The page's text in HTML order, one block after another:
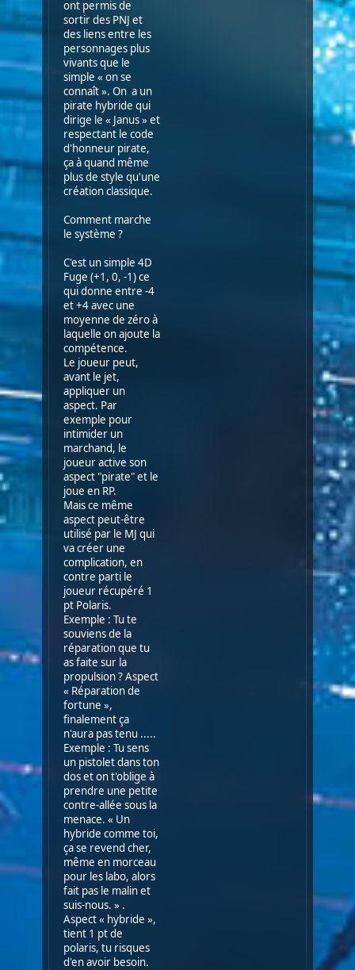
ont permis de
sortir des PNJ et
des liens entre les
personnages plus
vivants que le
simple « on se
connaît ». On a un
pirate hybride qui
dirige le « Janus » et
respectant le code
d'honneur pirate,
ça à quand même
plus de style qu'une
création classique.
Comment marche
le système ?
C'est un simple 4D
Fuge (+1, 0, -1) ce
qui donne entre -4
et +4 avec une
moyenne de zéro à
laquelle on ajoute la
compétence.
Le joueur peut,
avant le jet,
appliquer un
aspect. Par
exemple pour
intimider un
marchand, le
joueur active son
aspect "pirate" et le
joue en RP.
Mais ce même
aspect peut-être
utilisé par le MJ qui
va créer une
complication, en
contre parti le
joueur récupéré 1
pt Polaris.
Exemple : Tu te
souviens de la
réparation que tu
as faite sur la
propulsion ? Aspect
« Réparation de
fortune »,
finalement ça
n'aura pas tenu .....
Exemple : Tu sens
un pistolet dans ton
dos et on t'oblige à
prendre une petite
contre-allée sous la
menace. « Un
hybride comme toi,
ça se revend cher,
même en morceau
pour les labo, alors
fait pas le malin et
suis-nous. » .
Aspect « hybride »,
tient 1 pt de
polaris, tu risques
d'en avoir besoin.